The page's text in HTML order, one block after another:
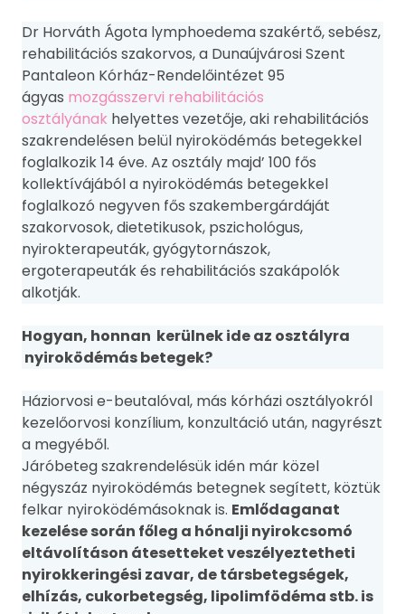
Dr Horváth Ágota lymphoedema szakértő, sebész,
rehabilitációs szakorvos, a Dunaújvárosi Szent
Pantaleon Kórház-Rendelőintézet 95
ágyas mozgásszervi rehabilitációs
osztályának helyettes vezetője, aki rehabilitációs
szakrendelésen belül nyiroködémás betegekkel
foglalkozik 14 éve. Az osztály majd’ 100 fős
kollektívájából a nyiroködémás betegekkel
foglalkozó negyven fős szakembergárdáját
szakorvosok, dietetikusok, pszichológus,
nyirokterapeuták, gyógytornászok,
ergoterapeuták és rehabilitációs szakápolók
alkotják.
Hogyan, honnan kerülnek ide az osztályra
nyiroködémás betegek?
Háziorvosi e-beutalóval, más kórházi osztályokról
kezelőorvosi konzílium, konzultáció után, nagyrészt
a megyéből.
Járóbeteg szakrendelésük idén már közel
négyszáz nyiroködémás betegnek segített, köztük
felkar nyiroködémásoknak is. Emlődaganat
kezelése során főleg a hónalji nyirokcsomó
eltávolításon átesetteket veszélyeztetheti
nyirokkeringési zavar, de társbetegségek,
elhízás, cukorbetegség, lipolimfödéma stb. is